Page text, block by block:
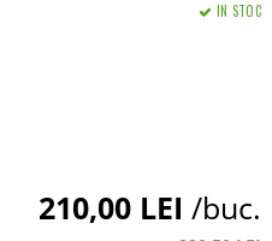
IN STOC
210,00 LEI /buc.